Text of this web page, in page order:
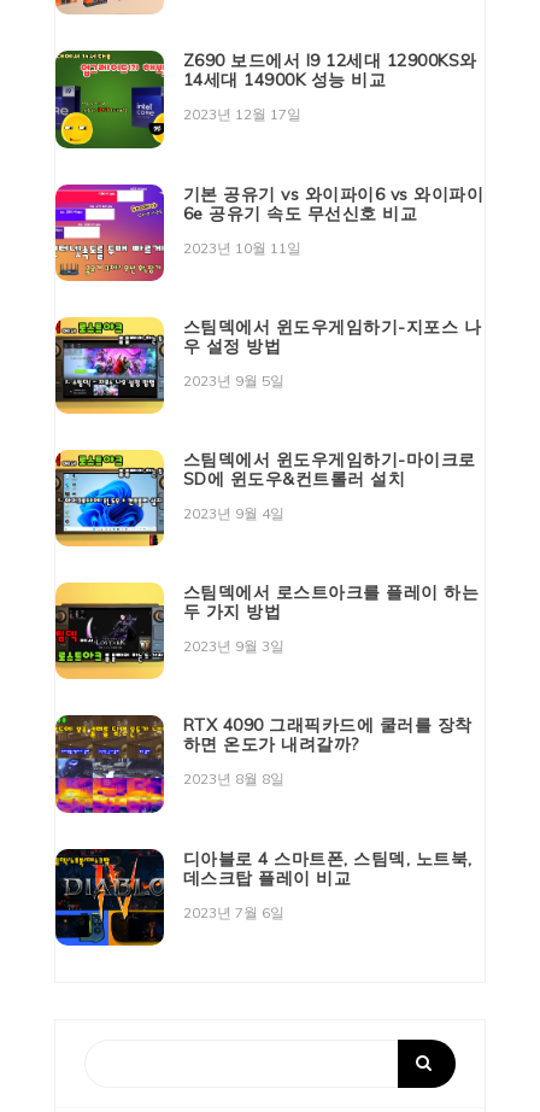
Z690 보드에서 I9 12세대 12900KS와
14세대 14900K 성능 비교
2023년 12월 17일
기본 공유기 vs 와이파이6 vs 와이파이
6e 공유기 속도 무선신호 비교
2023년 10월 11일
스팀덱에서 윈도우게임하기-지포스 나
우 설정 방법
2023년 9월 5일
스팀덱에서 윈도우게임하기-마이크로
SD에 윈도우&컨트롤러 설치
2023년 9월 4일
스팀덱에서 로스트아크를 플레이 하는
두 가지 방법
2023년 9월 3일
RTX 4090 그래픽카드에 쿨러를 장착
하면 온도가 내려갈까?
2023년 8월 8일
디아블로 4 스마트폰, 스팀덱, 노트북,
데스크탑 플레이 비교
2023년 7월 6일